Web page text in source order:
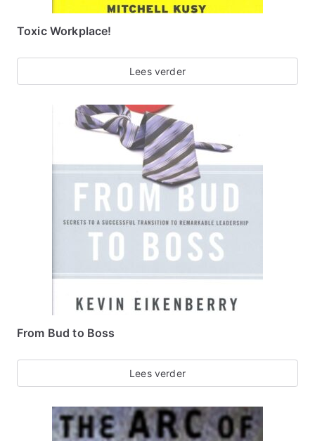
Toxic Workplace!
Lees verder
From Bud to Boss
Lees verder